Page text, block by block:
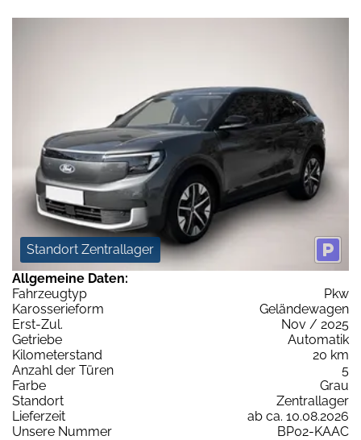
Standort Zentrallager
Allgemeine Daten:
Fahrzeugtyp
Pkw
Karosserieform
Geländewagen
Erst-Zul.
Nov / 2025
Getriebe
Automatik
Kilometerstand
20 km
Anzahl der Türen
5
Farbe
Grau
Standort
Zentrallager
Lieferzeit
ab ca. 10.08.2026
Unsere Nummer
BP02-KAAC